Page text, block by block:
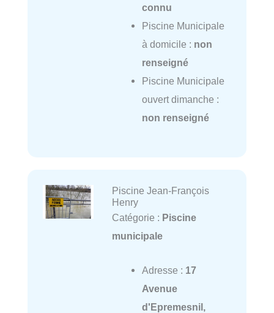
connu
Piscine Municipale
à domicile : non
renseigné
Piscine Municipale
ouvert dimanche :
non renseigné
Piscine Jean-François
Henry
Catégorie : Piscine
municipale
Adresse : 17
Avenue
d'Epremesnil,